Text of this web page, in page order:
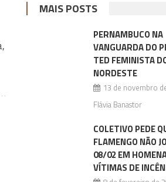
MAIS POSTS
PERNAMBUCO NA
VANGUARDA DO
TED FEMINISTA
NORDESTE
13 de novembro
Flávia Banastor
COLETIVO PEDE
FLAMENGO NÃO
08/02 EM
VÍTIMAS DE